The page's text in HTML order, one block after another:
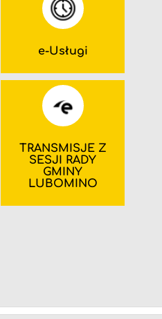
e-Usługi
TRANSMISJE Z
SESJI RADY
GMINY
LUBOMINO